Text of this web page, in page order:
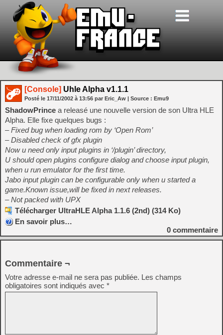
[Console] Uhle Alpha v1.1.1
Posté le 17/11/2002 à 13:56 par Eric_Aw | Source : Emu9
ShadowPrince a releasé une nouvelle version de son Ultra HLE
Alpha. Elle fixe quelques bugs :
– Fixed bug when loading rom by ‘Open Rom’
– Disabled check of gfx plugin
Now u need only input plugins in ‘/plugin’ directory,
U should open plugins configure dialog and choose input plugin,
when u run emulator for the first time.
Jabo input plugin can be configurable only when u started a
game.Known issue,will be fixed in next releases.
– Not packed with UPX
Télécharger UltraHLE Alpha 1.1.6 (2nd) (314 Ko)
En savoir plus…
0 commentaire
Commentaire ¬
Votre adresse e-mail ne sera pas publiée. Les champs
obligatoires sont indiqués avec *